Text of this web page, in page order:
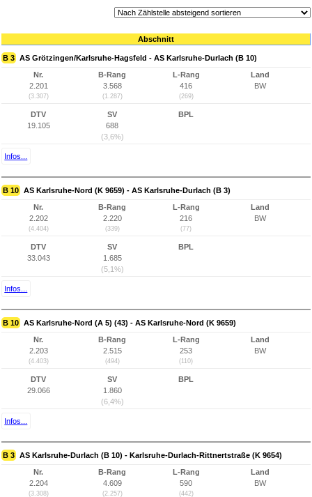
Abschnitt
B 3 AS Grötzingen/Karlsruhe-Hagsfeld - AS Karlsruhe-Durlach (B 10)
Nr.
2.201
(3.307)
B-Rang
3.568
(1.287)
L-Rang
416
(269)
Land
BW
DTV
19.105
SV
688
(3,6%)
BPL
Infos...
B 10 AS Karlsruhe-Nord (K 9659) - AS Karlsruhe-Durlach (B 3)
Nr.
2.202
(4.404)
B-Rang
2.220
(339)
L-Rang
216
(77)
Land
BW
DTV
33.043
SV
1.685
(5,1%)
BPL
Infos...
B 10 AS Karlsruhe-Nord (A 5) (43) - AS Karlsruhe-Nord (K 9659)
Nr.
2.203
(4.403)
B-Rang
2.515
(494)
L-Rang
253
(110)
Land
BW
DTV
29.066
SV
1.860
(6,4%)
BPL
Infos...
B 3 AS Karlsruhe-Durlach (B 10) - Karlsruhe-Durlach-Rittnertstraße (K 9654)
Nr.
2.204
(3.308)
B-Rang
4.609
(2.257)
L-Rang
590
(442)
Land
BW